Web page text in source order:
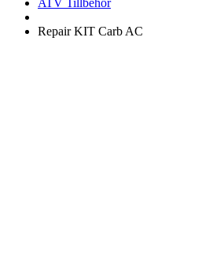
Repair KIT Carb AC